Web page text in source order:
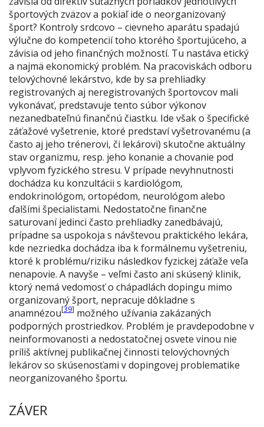
športových zväzov a pokiaľ ide o neorganizovaný
šport? Kontroly srdcovo – cievneho aparátu spadajú
výlučne do kompetencií toho ktorého športujúceho, a
závisia od jeho finančných možností. Tu nastáva etický
a najmä ekonomický problém. Na pracoviskách odboru
telovýchovné lekárstvo, kde by sa prehliadky
registrovaných aj neregistrovaných športovcov mali
vykonávať, predstavuje tento súbor výkonov
nezanedbateľnú finančnú čiastku. Ide však o špecifické
záťažové vyšetrenie, ktoré predstaví vyšetrovanému (a
často aj jeho trénerovi, či lekárovi) skutočne aktuálny
stav organizmu, resp. jeho konanie a chovanie pod
vplyvom fyzického stresu. V prípade nevyhnutnosti
dochádza ku konzultácii s kardiológom,
endokrinológom, ortopédom, neurológom alebo
ďalšími špecialistami. Nedostatočne finančne
saturovaní jedinci často prehliadky zanedbávajú,
prípadne sa uspokoja s návštevou praktického lekára,
kde nezriedka dochádza iba k formálnemu vyšetreniu,
ktoré k problému/riziku následkov fyzickej záťaže veľa
nenapovie. A navyše – veľmi často ani skúsený klinik,
ktorý nemá vedomosť o chápadlách dopingu mimo
organizovaný šport, nepracuje dôkladne s
anamnézou[39] možného užívania zakázaných
podporných prostriedkov. Problém je pravdepodobne v
neinformovanosti a nedostatočnej osvete vinou nie
príliš aktívnej publikačnej činnosti telovýchovných
lekárov so skúsenosťami v dopingovej problematike
neorganizovaného športu.
ZÁVER